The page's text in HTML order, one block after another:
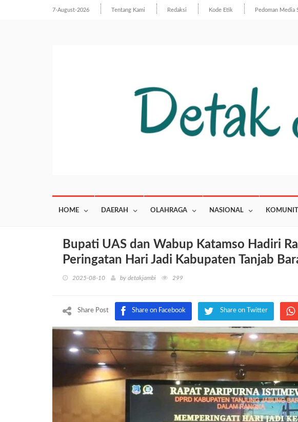
7-August-2026 Tentang Kami Redaksi Kode Etik Pedoman Media
HOME DAERAH OLAHRAGA NASIONAL
Bupati UAS dan Wabup Katamso Hadiri
Peringatan Hari Jadi Kabupaten Tanjab
2025-08-10 by detakjambi 299
Share Post Share on Facebook Share on Twitter